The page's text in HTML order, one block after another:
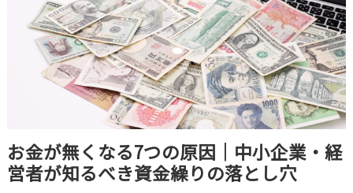
お金が無くなる7つの原因｜中小企業・経
営者が知るべき資金繰りの落とし穴